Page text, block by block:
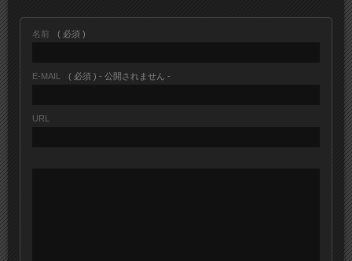
名前 ( 必須 )
E-MAIL ( 必須 ) - 公開されません -
URL